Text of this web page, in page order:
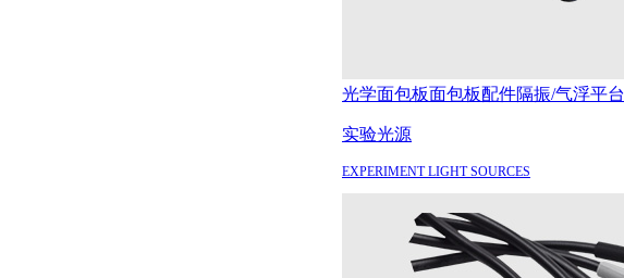
光学面包板面包板配件隔振/气浮平台
实验光源
EXPERIMENT LIGHT SOURCES